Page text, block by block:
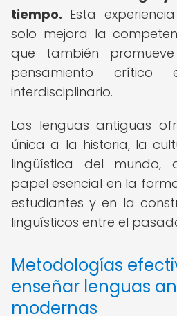
tiempo. Esta
solo mejora la
que también
pensamiento
interdisciplinario.
Las lenguas antiguas
única a la historia, la
lingüística del mundo,
papel esencial en la
estudiantes y en la
lingüísticos entre el
Metodologías
enseñar lenguas
modernas